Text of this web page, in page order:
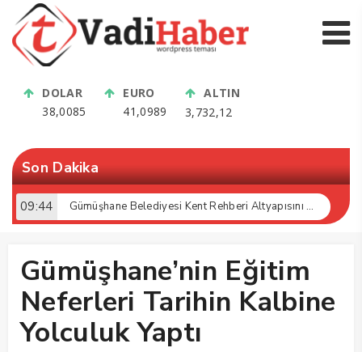
DOLAR
38,0085
EURO
41,0989
ALTIN
3,732,12
Son Dakika
07:42 Leyla Zülfiye GÜNDÜZ Hakk’ın rahmetine kavuşmuştur
Gümüşhane’nin Eğitim
Neferleri Tarihin Kalbine
Yolculuk Yaptı